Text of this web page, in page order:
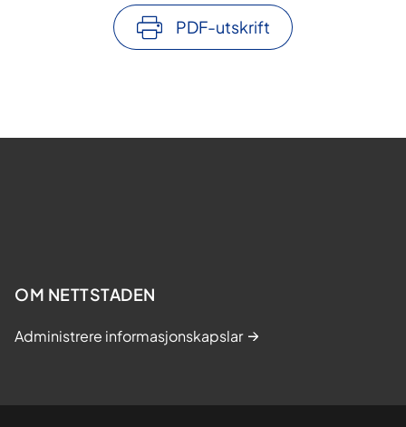
PDF-utskrift
OM NETTSTADEN
Administrere informasjonskapslar